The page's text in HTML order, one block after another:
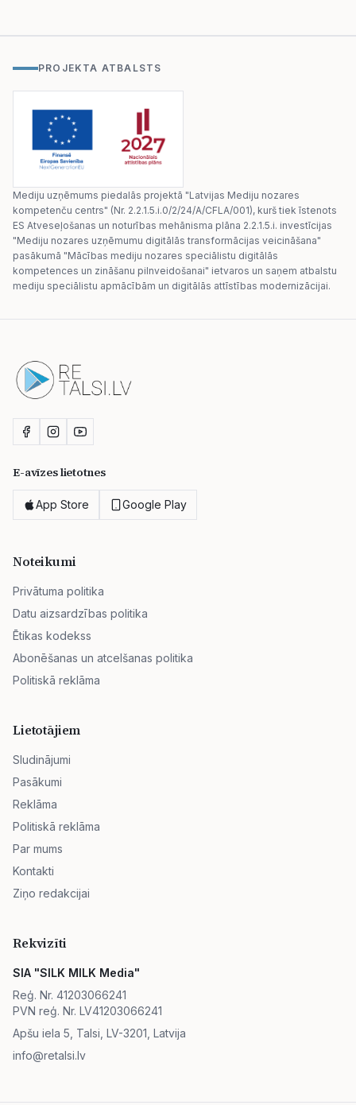
PROJEKTA ATBALSTS
Mediju uzņēmums piedalās projektā "Latvijas Mediju nozares
kompetenču centrs" (Nr. 2.2.1.5.i.0/2/24/A/CFLA/001), kurš tiek īstenots
ES Atveseļošanas un noturības mehānisma plāna 2.2.1.5.i. investīcijas
"Mediju nozares uzņēmumu digitālās transformācijas veicināšana"
pasākumā "Mācības mediju nozares speciālistu digitālās
kompetences un zināšanu pilnveidošanai" ietvaros un saņem atbalstu
mediju speciālistu apmācībām un digitālās attīstības modernizācijai.
E-avīzes lietotnes
App Store Google Play
Noteikumi
Privātuma politika
Datu aizsardzības politika
Ētikas kodekss
Abonēšanas un atcelšanas politika
Politiskā reklāma
Lietotājiem
Sludinājumi
Pasākumi
Reklāma
Politiskā reklāma
Par mums
Kontakti
Ziņo redakcijai
Rekvizīti
SIA "SILK MILK Media"
Reģ. Nr. 41203066241
PVN reģ. Nr. LV41203066241
Apšu iela 5, Talsi, LV-3201, Latvija
info@retalsi.lv